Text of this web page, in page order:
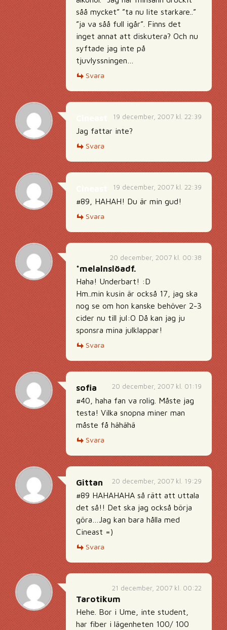
såå mycket” ”ta nu lite starkare..”
”ja va såå full igår”. Finns det
inget annat att diskutera? Och nu
syftade jag inte på
tjuvlyssningen…
Svara
19 december, 2007 kl. 22:39
Jag fattar inte?
Svara
19 december, 2007 kl. 22:39
#89, HAHAH! Du är min gud!
Svara
20 december, 2007 kl. 00:38
*melalnslöadf.
Haha! Underbart! :D
Hm..min kusin är också 17, jag ska
nog se om hon kanske behöver 2-3
cider nu till jul:O Då kan jag ju
sponsra mina julklappar!
Svara
20 december, 2007 kl. 01:19
sofia
#40, haha fan va rolig. Måste jag
testa! Vilka snopna miner man
måste få hähähä
Svara
20 december, 2007 kl. 19:29
Gittan
#89 HAHAHAHA så rätt att uttala
det så!! Det ska jag också börja
göra…Jag kan bara hålla med
Cineast =)
Svara
21 december, 2007 kl. 00:22
Tarotikum
Hehe. Bor i Ume, inte student,
har fiber i lägenheten 100/ 100